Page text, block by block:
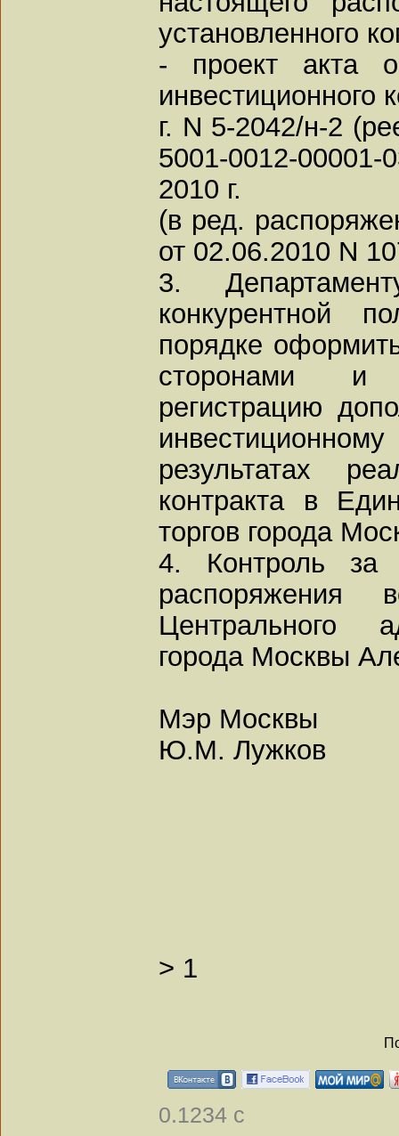
установленного
- проект акта о
инвестиционного
г. N 5-2042/н-2
5001-0012-
2010 г.
(в ред.
от 02.06.2010 N
3.
конкурентной
порядке
сторонами и
регистрацию
результатах
контракта в
торгов города
4. Контроль за
распоряжения
Центрального
города Москвы
Мэр Москвы
Ю.М. Лужков
> 1
0.1234 с